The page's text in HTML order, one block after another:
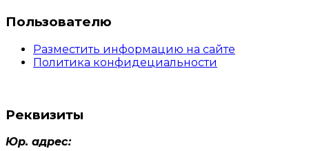
Пользователю
Разместить информацию на сайте
Политика конфидециальности
Реквизиты
Юр. адрес: